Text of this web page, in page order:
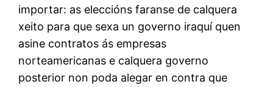
importar: as eleccións faranse de calquera
xeito para que sexa un governo iraquí quen
asine contratos ás empresas
norteamericanas e calquera governo
posterior non poda alegar en contra que